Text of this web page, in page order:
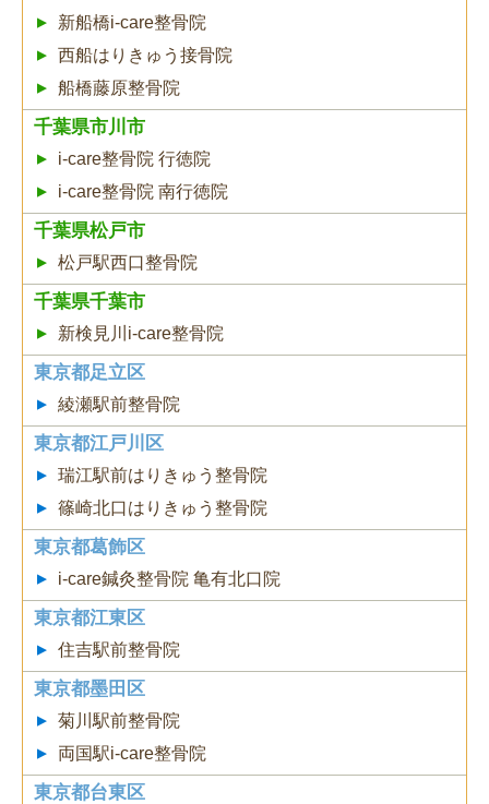
新船橋i-care整骨院
西船はりきゅう接骨院
船橋藤原整骨院
千葉県市川市
i-care整骨院 行徳院
i-care整骨院 南行徳院
千葉県松戸市
松戸駅西口整骨院
千葉県千葉市
新検見川i-care整骨院
東京都足立区
綾瀬駅前整骨院
東京都江戸川区
瑞江駅前はりきゅう整骨院
篠崎北口はりきゅう整骨院
東京都葛飾区
i-care鍼灸整骨院 亀有北口院
東京都江東区
住吉駅前整骨院
東京都墨田区
菊川駅前整骨院
両国駅i-care整骨院
東京都台東区